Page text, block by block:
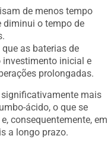
de menos tempo
diminui o tempo de
as baterias de
inicial e
prolongadas.
mais
ácido, o que se
e, consequentemente, em
a longo prazo.